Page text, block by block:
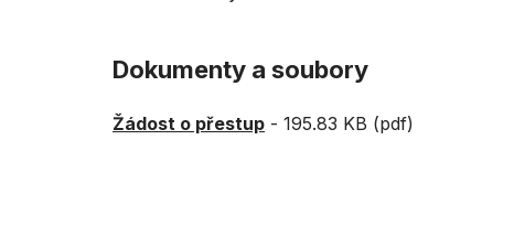
Dokumenty a soubory
Žádost o přestup - 195.83 KB (pdf)